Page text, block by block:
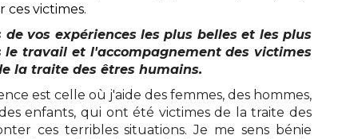
ces victimes.
vos expériences les plus belles et les plus
le travail et l'accompagnement des victimes
la traite des êtres humains.
est celle où j'aide des femmes, des hommes,
enfants, qui ont été victimes de la traite des
ces terribles situations. Je me sens bénie